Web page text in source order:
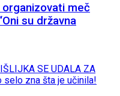
organizovati meč
su državna